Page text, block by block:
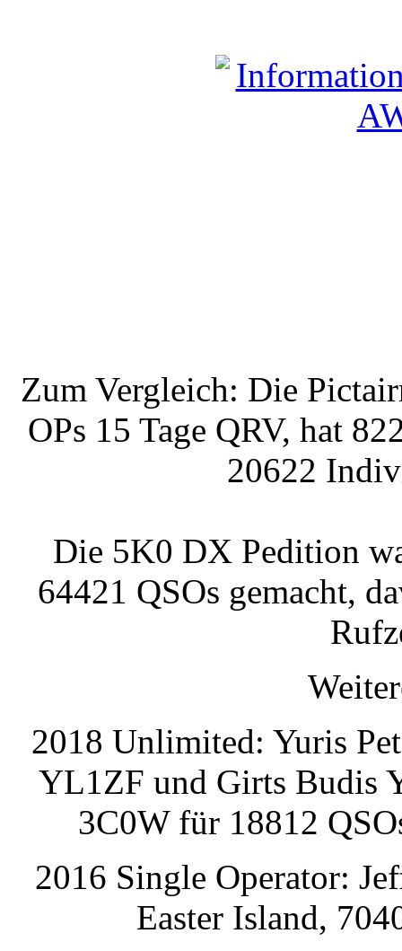
Zum Vergleich: Die
OPs 15 Tage QRV, hat
20622
Die 5K0 DX Pedition
64421 QSOs gemacht,
2018 Unlimited: Yuris
YL1ZF und Girts Budis
3C0W für 18812
2016 Single Operator:
Easter Island,